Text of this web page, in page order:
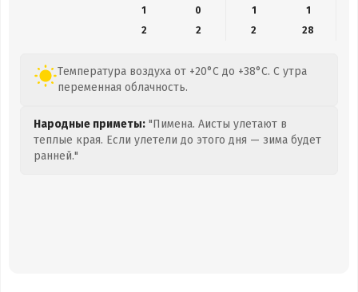
1
0 1
1
2
2 2 28
Температура воздуха от +20°C до +38°C. С утра
переменная облачность.
Народные приметы: "Пимена. Аисты улетают в
теплые края. Если улетели до этого дня — зима будет
ранней."